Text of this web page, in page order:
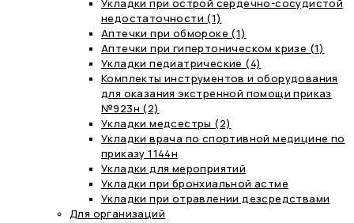
Укладки при острой сердечно-сосудистой
недостаточности (1)
Аптечки при обмороке (1)
Аптечки при гипертоническом кризе (1)
Укладки педиатрические (4)
Комплекты инструментов и оборудования
для оказания экстренной помощи приказ
№923н (2)
Укладки медсестры (2)
Укладки врача по спортивной медицине по
приказу 1144н
Укладки для мероприятий
Укладки при бронхиальной астме
Укладки при отравлении дезсредствами
Для организаций